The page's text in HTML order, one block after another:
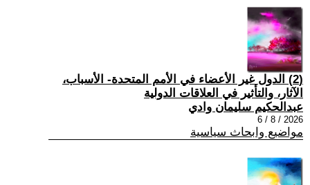
(2) الدول غير الأعضاء في الأمم المتحدة- الأسباب،
الآثار، والتأثير في العلاقات الدولية
عبدالحكيم سليمان وادي
2026 / 8 / 6
مواضيع وابحاث سياسية